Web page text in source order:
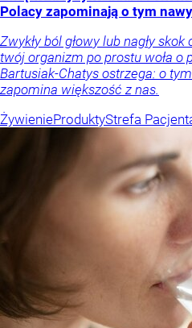
Polacy zapominają o tym
Zwykły ból głowy lub nagły
twój organizm po prostu woła o
Bartusiak-Chatys ostrzega: o
zapomina większość z nas.
ŻywienieProduktyStrefa